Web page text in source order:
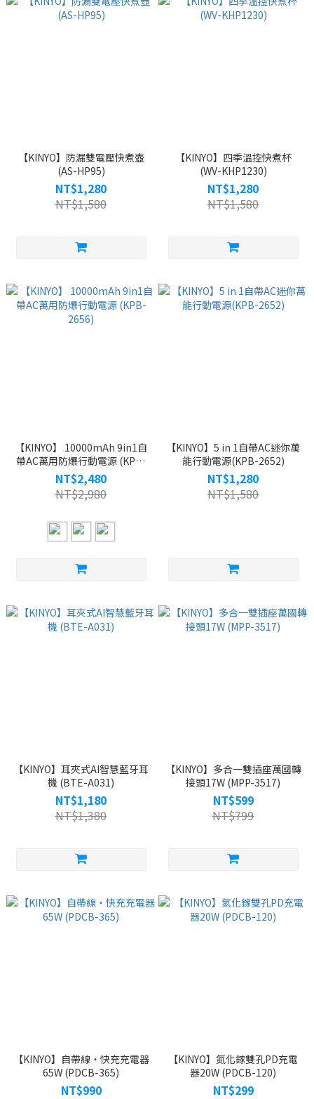
【KINYO】防漏雙電壓快煮壺
(AS-HP95)
NT$1,280
NT$1,580
【KINYO】四季溫控快煮杯
(WV-KHP1230)
NT$1,280
NT$1,580
【KINYO】 10000mAh 9in1自
帶AC萬用防爆行動電源 (KPB-
2656)
NT$2,480
NT$2,980
【KINYO】5 in 1自帶AC迷你萬
能行動電源(KPB-2652)
NT$1,280
NT$1,580
【KINYO】耳夾式AI智慧藍牙耳
機 (BTE-A031)
NT$1,180
NT$1,380
【KINYO】多合一雙插座萬國轉
接頭17W (MPP-3517)
NT$599
NT$799
【KINYO】自帶線‧快充充電器
65W (PDCB-365)
NT$990
【KINYO】氮化鎵雙孔PD充電
器20W (PDCB-120)
NT$299